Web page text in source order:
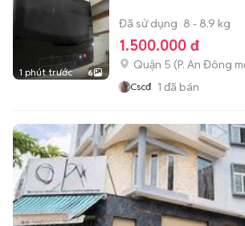
1 phút trước 6
Đã sử dụng 8 - 8.9 kg
1.500.000 đ
Quận 5 (P. An Đông
Cscđ 1 đã bán